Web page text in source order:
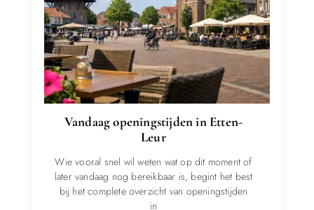
Vandaag openingstijden in Etten-
Leur
Wie vooral snel wil weten wat op dit moment of
later vandaag nog bereikbaar is, begint het best
bij het complete overzicht van openingstijden
in